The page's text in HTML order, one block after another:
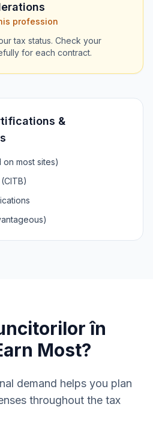
profession
tax status. Check your
for each contract.
&
most sites)
în
Most?
demand helps you plan
throughout the tax